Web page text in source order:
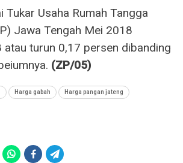
Tukar Usaha Rumah Tangga
Jawa Tengah Mei 2018
turun 0,17 persen dibanding
(ZP/05)
Harga gabah Harga pangan jateng